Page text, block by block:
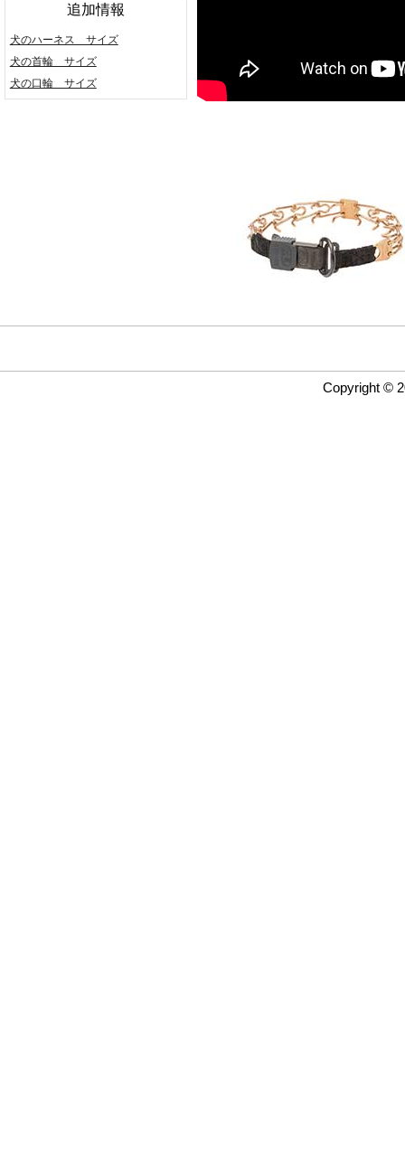
追加情報
犬のハーネス サイズ
犬の首輪 サイズ
犬の口輪 サイズ
Copyright ©